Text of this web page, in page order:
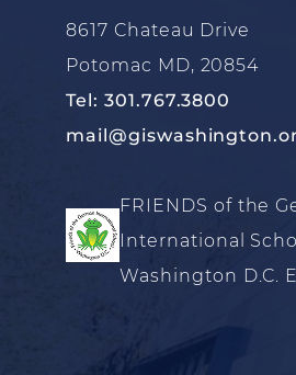
8617 Chateau Drive
Potomac MD, 20854
Tel: 301.767.3800
FRIENDS of the
International
Washington D.C.